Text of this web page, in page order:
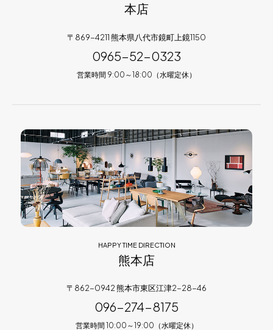
本店
〒869-4211 熊本県八代市鏡町上鏡1150
0965-52-0323
営業時間 9:00～18:00（水曜定休）
HAPPY TIME DIRECTION
熊本店
〒862-0942 熊本市東区江津2-28-46
096-274-8175
営業時間 10:00～19:00（水曜定休）